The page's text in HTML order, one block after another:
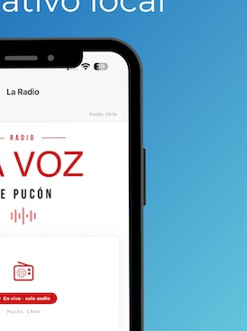
aclaró que Hugo Cruz no
servicios y aclaró que integrar al
a mejorar las gestiones de
Serviu despedido por
intrafamiliar
por municipalidad
cesado de su cargo luego de un
en el que intervino hasta la
del año pasado. Ahora...